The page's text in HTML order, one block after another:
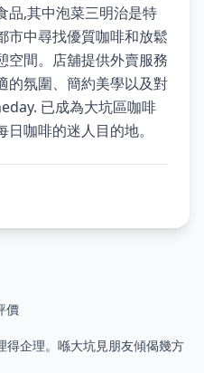
品,其中泡菜三明治是特
市中尋找優質咖啡和放鬆
空間。店舖提供外賣服務
的氛圍、簡約美學以及對
已成為大坑區咖啡
咖啡的迷人目的地。
價
得企理。喺大坑見朋友傾偈幾方